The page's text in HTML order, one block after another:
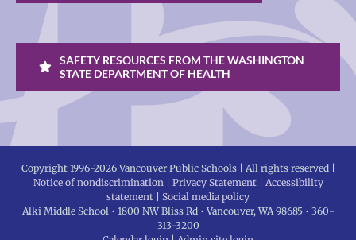
SAFETY RESOURCES FROM THE WASHINGTON
STATE DEPARTMENT OF HEALTH
Copyright 1996-2026 Vancouver Public Schools | All rights reserved |
Notice of nondiscrimination | Privacy Statement| Accessibility
statement | Social media policy
Alki Middle School • 1800 NW Bliss Rd • Vancouver, WA 98685 • 360-
313-3200